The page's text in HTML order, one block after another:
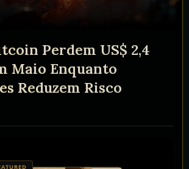
Perdem US$ 2,4
Maio Enquanto
Reduzem Risco